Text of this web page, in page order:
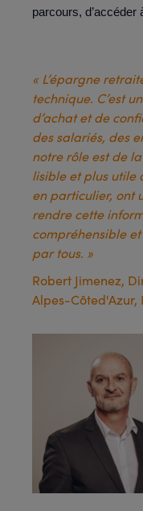
parcours, d’accéder
« L’épargne
technique. C’est
d’achat et de
des salariés, des
notre rôle est de
lisible et plus utile
en particulier, ont
rendre cette
compréhensible
par tous. »
Robert Jimenez,
Alpes-